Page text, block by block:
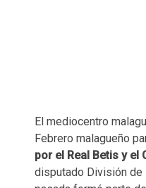
El mediocentro
Febrero malagueño
por el Real Betis y el
disputado División de